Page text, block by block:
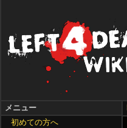
メニュー
初めての方へ